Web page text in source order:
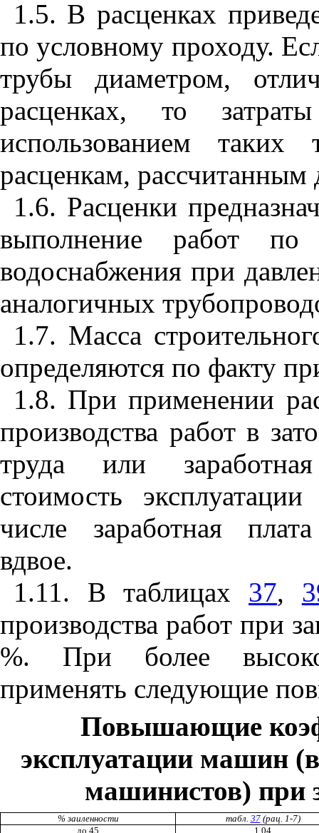
1.5. В расценках
по условному проходу.
трубы диаметром,
расценках, то
использованием таких
расценкам,
1.6. Расценки
выполнение работ по
водоснабжения при
аналогичных
1.7. Масса
определяются по факту
1.8. При применении
производства работ в
труда или
стоимость
числе заработная
вдвое.
1.11. В таблицах 37,
производства работ при
%. При более
применять следующие
Повышающие
эксплуатации машин
машинистов) при
% заиленности табл. 37(рац. 1-7)
до 45
1,04